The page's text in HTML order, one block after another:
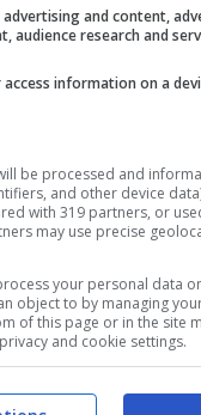
advertising and content,
audience research and
information on a
be processed and
and other device
with 319 partners, or
may use precise
your personal data
object to by managing
of this page or in the site
and cookie settings.